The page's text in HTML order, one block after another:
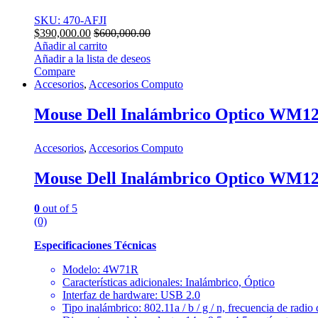
SKU: 470-AFJI
$390,000.00 $600,000.00
Añadir al carrito
Añadir a la lista de deseos
Compare
Accesorios, Accesorios Computo
Mouse Dell Inalámbrico Optico
Accesorios, Accesorios Computo
Mouse Dell Inalámbrico Optico
0 out of 5
(0)
Especificaciones Técnicas
Modelo: 4W71R
Características adicionales: Inalámbrico, Óptico
Interfaz de hardware: USB 2.0
Tipo inalámbrico: 802.11a / b / g / n, frecuencia de radio